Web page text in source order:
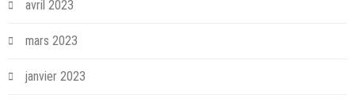
avril 2023
mars 2023
janvier 2023